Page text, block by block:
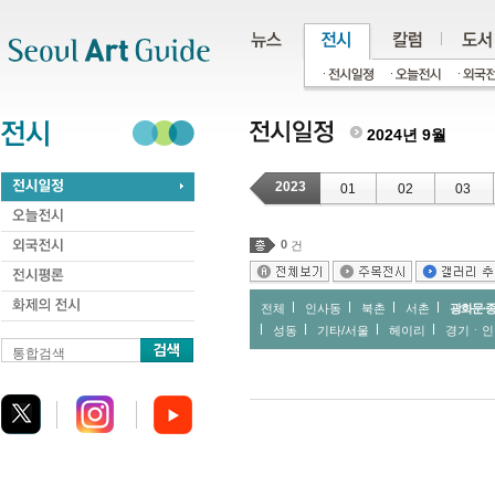
통합검색
2024년 9월
2023 01 02 03
0 건
전체 인사동 북촌 서촌
광화문∙
성동
기타/서울 헤이리 경기ㆍ